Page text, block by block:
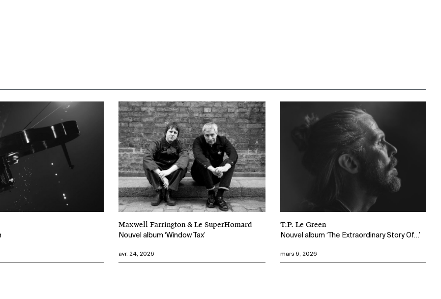
Maxwell Farrington & Le SuperHomard
Nouvel album ‘Window Tax’
avr. 24, 2026
T.P. Le Green
Nouvel album ‘The Extraordinary Story Of…’
mars 6, 2026